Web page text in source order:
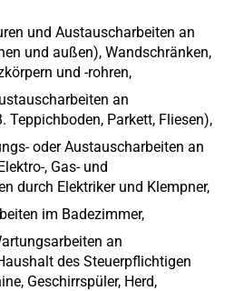
und Austauscharbeiten an
und außen), Wandschränken,
und -rohren,
an
Teppichboden, Parkett, Fliesen),
oder Austauscharbeiten an
, Gas- und
durch Elektriker und Klempner,
im Badezimmer,
an
des Steuerpflichtigen
Geschirrspüler, Herd,